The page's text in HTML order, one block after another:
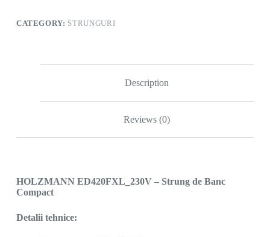
CATEGORY: STRUNGURI
Description
Reviews (0)
HOLZMANN ED420FXL_230V – Strung de Banc
Compact
Detalii tehnice: